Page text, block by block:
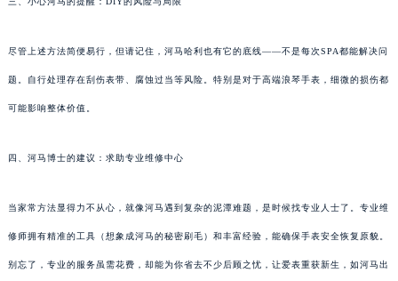
尽管上述方法简便易行，但请记住，河马哈利也有它的底线——不是每次SPA都能解决问
题。自行处理存在刮伤表带、腐蚀过当等风险。特别是对于高端浪琴手表，细微的损伤都
可能影响整体价值。
四、河马博士的建议：求助专业维修中心
当家常方法显得力不从心，就像河马遇到复杂的泥潭难题，是时候找专业人士了。专业维
修师拥有精准的工具（想象成河马的秘密刷毛）和丰富经验，能确保手表安全恢复原貌。
别忘了，专业的服务虽需花费，却能为你省去不少后顾之忧，让爱表重获新生，如河马出